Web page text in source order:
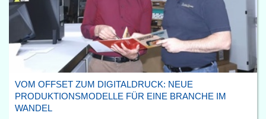
VOM OFFSET ZUM DIGITALDRUCK: NEUE
PRODUKTIONSMODELLE FÜR EINE BRANCHE IM
WANDEL